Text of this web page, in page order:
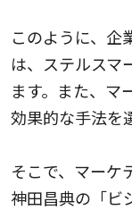
このように、企
は、ステルスマ
ます。また、マ
効果的な手法を
そこで、マーケ
神田昌典の「ビ